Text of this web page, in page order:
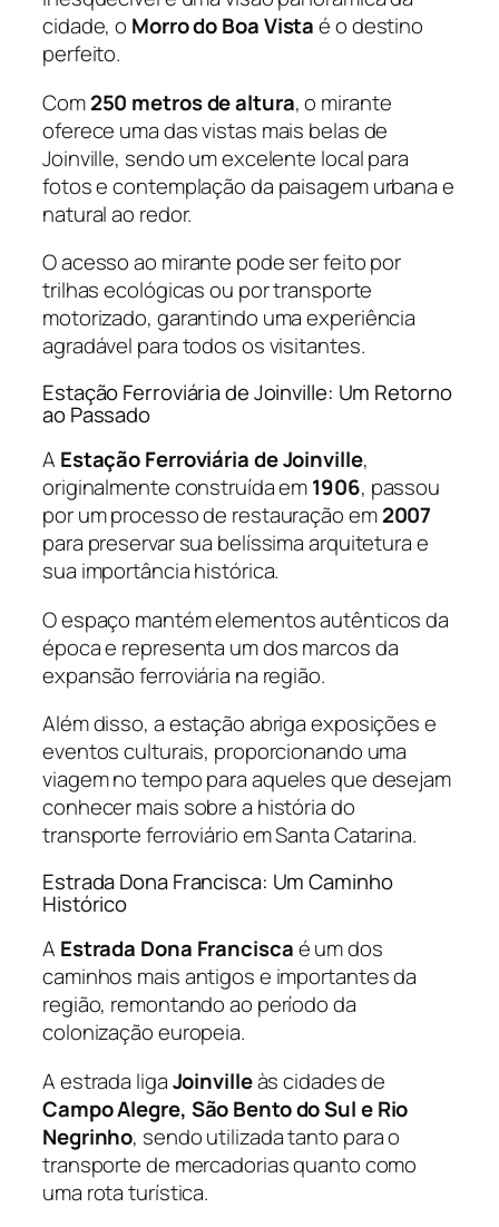
cidade, o Morro do Boa Vistaé o destino
perfeito.
Com250 metros de altura, o mirante
oferece uma das vistas mais belas de
Joinville, sendo um excelente local para
fotos e contemplação da paisagem urbana e
natural ao redor.
O acesso ao mirante pode ser feito por
trilhas ecológicas ou por transporte
motorizado, garantindo uma experiência
agradável para todos os visitantes.
Estação Ferroviária de Joinville: Um Retorno
ao Passado
A Estação Ferroviária de Joinville,
originalmente construída em1906, passou
por um processo de restauração em2007
para preservar sua belíssima arquitetura e
sua importância histórica.
O espaço mantém elementos autênticos da
época e representa um dos marcos da
expansão ferroviária na região.
Além disso, a estação abriga exposições e
eventos culturais, proporcionando uma
viagem no tempo para aqueles que desejam
conhecer mais sobre a história do
transporte ferroviário em Santa Catarina.
Estrada Dona Francisca: Um Caminho
Histórico
A Estrada Dona Franciscaé um dos
caminhos mais antigos e importantes da
região, remontando ao período da
colonização europeia.
A estrada ligaJoinvilleàs cidades de
Campo Alegre, São Bento do Sul e Rio
Negrinho, sendo utilizada tanto para o
transporte de mercadorias quanto como
uma rota turística.